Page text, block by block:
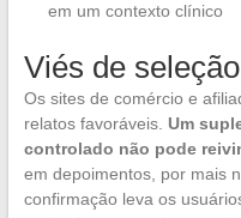
em um contexto clínico
Viés de
Os sites de comércio e
relatos favoráveis. Um
controlado não pode
em depoimentos, por mais
confirmação leva os